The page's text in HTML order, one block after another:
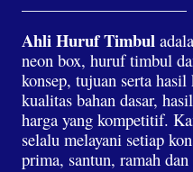
Ahli Huruf Timbul
neon box, huruf timbul
konsep, tujuan serta
kualitas bahan dasar,
harga yang kompetitif.
selalu melayani setiap
prima, santun, ramah dan